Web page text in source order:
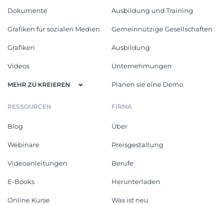
Dokumente
Grafiken für sozialen Medien
Grafiken
Videos
MEHR ZU KREIEREN
Ausbildung und Training
Gemeinnützige Gesellschaften
Ausbildung
Unternehmungen
Planen sie eine Demo
RESSOURCEN
Blog
Webinare
Videoanleitungen
E-Books
Online Kurse
FIRMA
Über
Preisgestaltung
Berufe
Herunterladen
Was ist neu